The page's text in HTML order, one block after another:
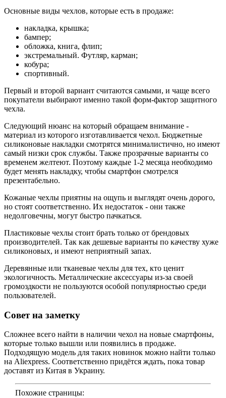
Основные виды чехлов, которые есть в продаже:
накладка, крышка;
бампер;
обложка, книга, флип;
экстремальный. Футляр, карман;
кобура;
спортивный.
Первый и второй вариант считаются самыми, и чаще всего
покупатели выбирают именно такой форм-фактор защитного
чехла.
Следующий нюанс на который обращаем внимание -
материал из которого изготавливается чехол. Бюджетные
силиконовые накладки смотрятся минималистично, но имеют
самый низки срок службы. Также прозрачные варианты со
временем желтеют. Поэтому каждые 1-2 месяца необходимо
будет менять накладку, чтобы смартфон смотрелся
презентабельно.
Кожаные чехлы приятны на ощупь и выглядят очень дорого,
но стоят соответственно. Их недостаток - они также
недолговечны, могут быстро пачкаться.
Пластиковые чехлы стоит брать только от брендовых
производителей. Так как дешевые варианты по качеству хуже
силиконовых, и имеют неприятный запах.
Деревянные или тканевые чехлы для тех, кто ценит
экологичность. Металлические аксессуары из-за своей
громоздкости не пользуются особой популярностью среди
пользователей.
Совет на заметку
Сложнее всего найти в наличии чехол на новые смартфоны,
которые только вышли или появились в продаже.
Подходящую модель для таких новинок можно найти только
на Aliexpress. Соответственно придётся ждать, пока товар
доставят из Китая в Украину.
Похожие страницы: